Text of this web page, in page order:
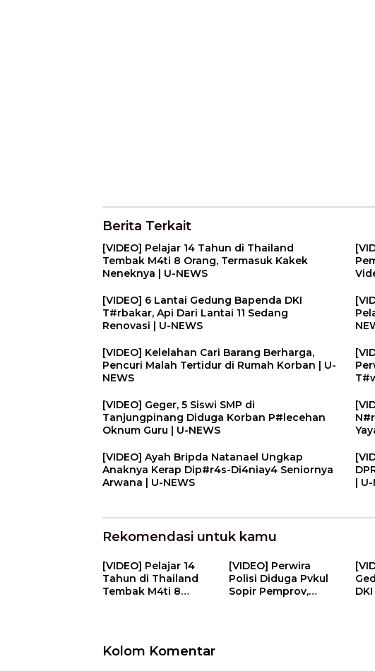
Berita Terkait
[VIDEO] Pelajar 14 Tahun di Thailand
Tembak M4ti 8 Orang, Termasuk Kakek
Neneknya | U-NEWS
[VIDEO] 6 Lantai Gedung Bapenda DKI
T#rbakar, Api Dari Lantai 11 Sedang
Renovasi | U-NEWS
[VIDEO] Kelelahan Cari Barang Berharga,
Pencuri Malah Tertidur di Rumah Korban | U-
NEWS
[VIDEO] Geger, 5 Siswi SMP di
Tanjungpinang Diduga Korban P#lecehan
Oknum Guru | U-NEWS
[VIDEO] Ayah Bripda Natanael Ungkap
Anaknya Kerap Dip#r4s-Di4niay4 Seniornya
Arwana | U-NEWS
|
Rekomendasi untuk kamu
[VIDEO] Pelajar 14
Tahun di Thailand
Tembak M4ti 8
[VIDEO] Perwira
Polisi Diduga Pvkul
Sopir Pemprov,
Kolom Komentar